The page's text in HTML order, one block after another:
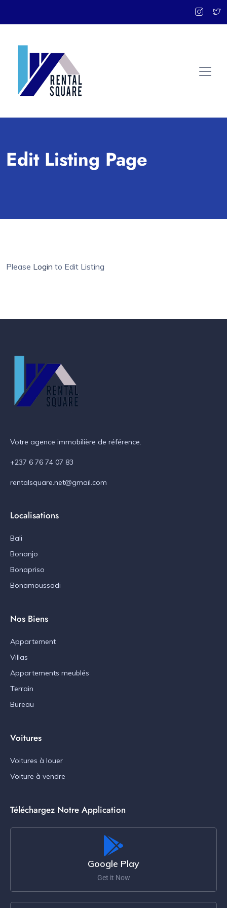
Edit Listing Page
Please Login to Edit Listing
Votre agence immobilière de référence.
+237 6 76 74 07 83
rentalsquare.net@gmail.com
Localisations
Bali
Bonanjo
Bonapriso
Bonamoussadi
Nos Biens
Appartement
Villas
Appartements meublés
Terrain
Bureau
Voitures
Voitures à louer
Voiture à vendre
Téléchargez Notre Application
Google Play
Get it Now